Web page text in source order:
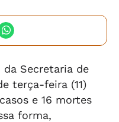
Secretaria de
terça-feira (11)
e 16 mortes
forma,